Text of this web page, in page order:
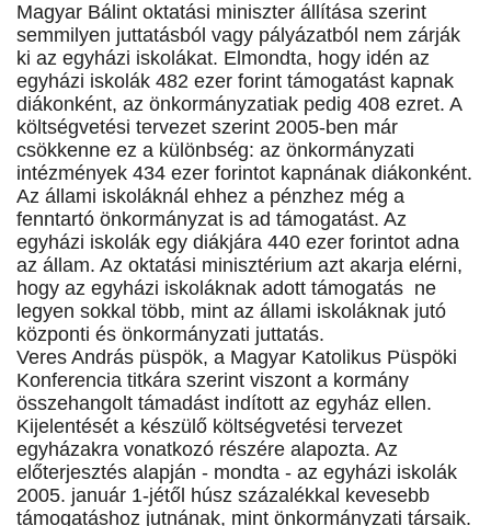
Magyar Bálint oktatási miniszter állítása szerint
semmilyen juttatásból vagy pályázatból nem zárják
ki az egyházi iskolákat. Elmondta, hogy idén az
egyházi iskolák 482 ezer forint támogatást kapnak
diákonként, az önkormányzatiak pedig 408 ezret. A
költségvetési tervezet szerint 2005-ben már
csökkenne ez a különbség: az önkormányzati
intézmények 434 ezer forintot kapnának diákonként.
Az állami iskoláknál ehhez a pénzhez még a
fenntartó önkormányzat is ad támogatást. Az
egyházi iskolák egy diákjára 440 ezer forintot adna
az állam. Az oktatási minisztérium azt akarja elérni,
hogy az egyházi iskoláknak adott támogatás ne
legyen sokkal több, mint az állami iskoláknak jutó
központi és önkormányzati juttatás.
Veres András püspök, a Magyar Katolikus Püspöki
Konferencia titkára szerint viszont a kormány
összehangolt támadást indított az egyház ellen.
Kijelentését a készülő költségvetési tervezet
egyházakra vonatkozó részére alapozta. Az
előterjesztés alapján - mondta - az egyházi iskolák
2005. január 1-jétől húsz százalékkal kevesebb
támogatáshoz jutnának, mint önkormányzati társaik.